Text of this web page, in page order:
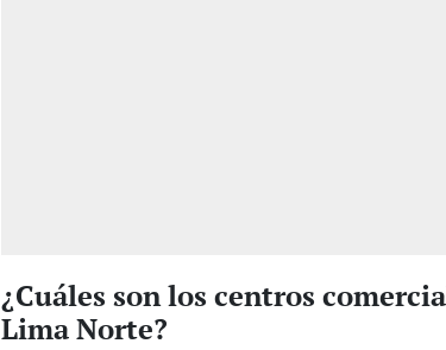
¿Cuáles son los centros
Lima Norte?